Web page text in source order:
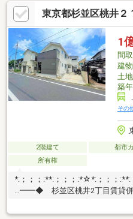
ビングを中心に家族のコミュニ
です！◇コンビニ・ドラッグスト
が徒歩圏内に充実しています！
東京都杉並区桃井２
1
間
建
土
築
その
2階建て 都市
所有権
*:；；；:**:；；；:*☆*:；；；
…━━◆ 杉並区桃井2丁目
年7月築、三菱地所ホーム施工の